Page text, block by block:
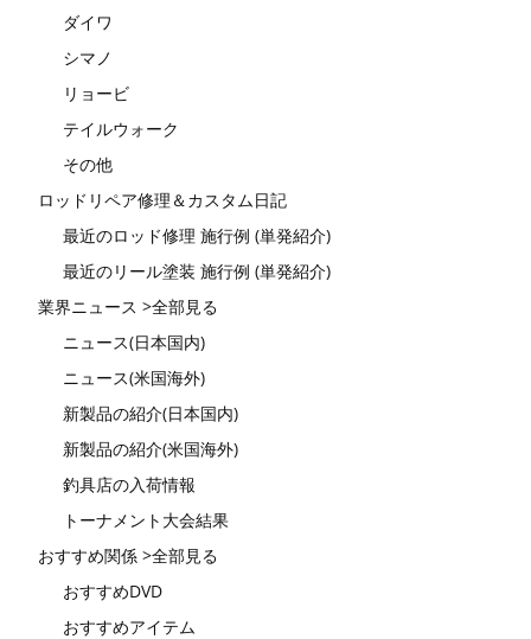
ダイワ
シマノ
リョービ
テイルウォーク
その他
ロッドリペア修理＆カスタム日記
最近のロッド修理 施行例 (単発紹介)
最近のリール塗装 施行例 (単発紹介)
業界ニュース >全部見る
ニュース(日本国内)
ニュース(米国海外)
新製品の紹介(日本国内)
新製品の紹介(米国海外)
釣具店の入荷情報
トーナメント大会結果
おすすめ関係 >全部見る
おすすめDVD
おすすめアイテム